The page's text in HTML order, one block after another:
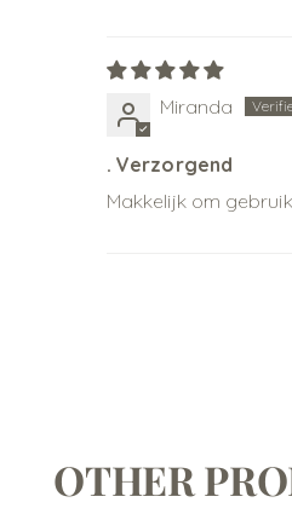
Miranda
. Verzorgend
Makkelijk om
OTHER